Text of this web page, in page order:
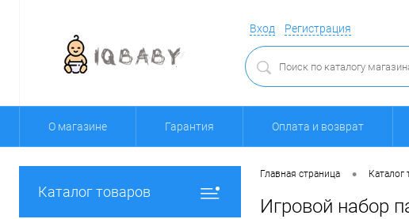
Вход Регистрация
О магазине Гарантия Оплата и возврат
Каталог товаров
Главная страница • Каталог
Игровой набор